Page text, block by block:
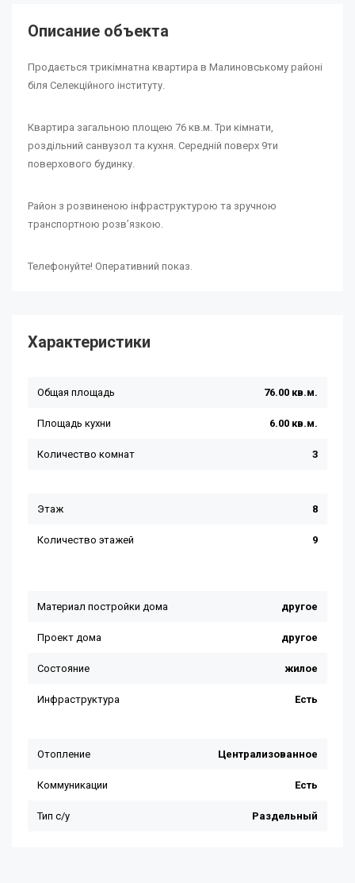
Описание объекта
Продається трикімнатна квартира в Малиновському районі
біля Селекційного інституту.
Квартира загальною площею 76 кв.м. Три кімнати,
роздільний санвузол та кухня. Середній поверх 9ти
поверхового будинку.
Район з розвиненою інфраструктурою та зручною
транспортною розвʼязкою.
Телефонуйте! Оперативний показ.
Характеристики